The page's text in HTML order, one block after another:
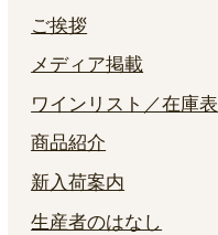
ご挨拶
メディア掲載
ワインリスト／在庫表
商品紹介
新入荷案内
生産者のはなし